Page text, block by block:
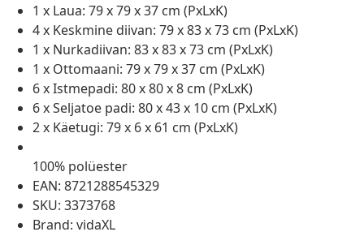
1 x Laua: 79 x 79 x 37 cm (PxLxK)
4 x Keskmine diivan: 79 x 83 x 73 cm (PxLxK)
1 x Nurkadiivan: 83 x 83 x 73 cm (PxLxK)
1 x Ottomaani: 79 x 79 x 37 cm (PxLxK)
6 x Istmepadi: 80 x 80 x 8 cm (PxLxK)
6 x Seljatoe padi: 80 x 43 x 10 cm (PxLxK)
2 x Käetugi: 79 x 6 x 61 cm (PxLxK)
100% polüester
EAN: 8721288545329
SKU: 3373768
Brand: vidaXL